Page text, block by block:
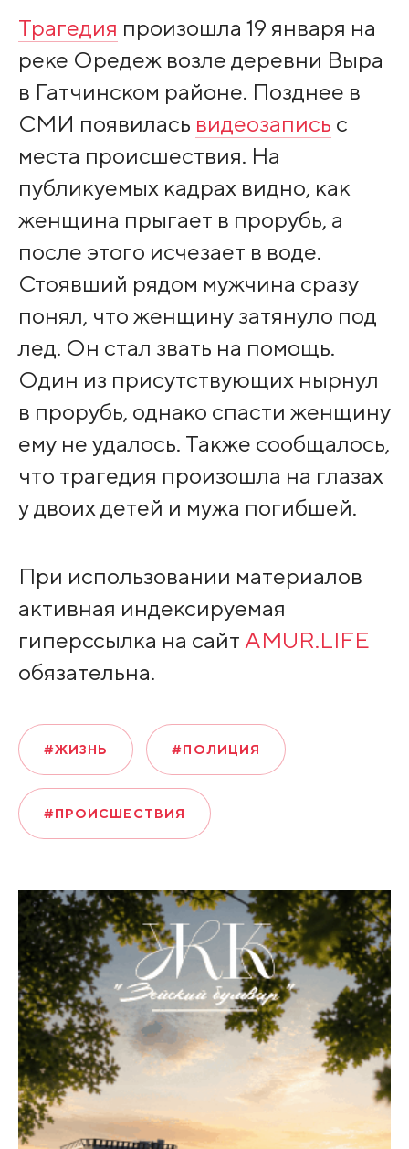
Трагедия произошла 19 января на
реке Оредеж возле деревни Выра
в Гатчинском районе. Позднее в
СМИ появилась видеозапись с
места происшествия. На
публикуемых кадрах видно, как
женщина прыгает в прорубь, а
после этого исчезает в воде.
Стоявший рядом мужчина сразу
понял, что женщину затянуло под
лед. Он стал звать на помощь.
Один из присутствующих нырнул
в прорубь, однако спасти женщину
ему не удалось. Также сообщалось,
что трагедия произошла на глазах
у двоих детей и мужа погибшей.
При использовании материалов
активная индексируемая
гиперссылка на сайт AMUR.LIFE
обязательна.
#ЖИЗНЬ #ПОЛИЦИЯ
#ПРОИСШЕСТВИЯ